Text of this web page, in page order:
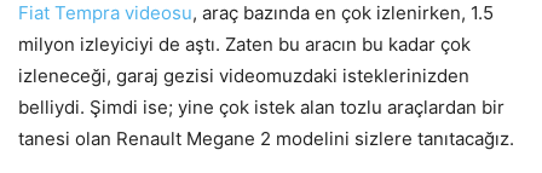
Fiat Tempra videosu, araç bazında en çok izlenirken, 1.5
milyon izleyiciyi de aştı. Zaten bu aracın bu kadar çok
izleneceği, garaj gezisi videomuzdaki isteklerinizden
belliydi. Şimdi ise; yine çok istek alan tozlu araçlardan bir
tanesi olan Renault Megane 2 modelini sizlere tanıtacağız.